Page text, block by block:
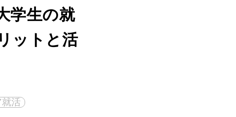
学生の就
ットと活
活